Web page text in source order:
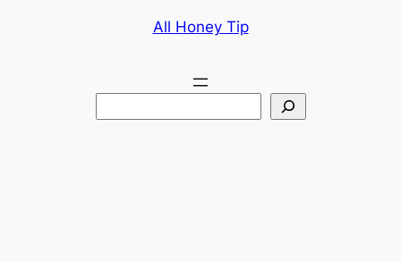
All Honey Tip